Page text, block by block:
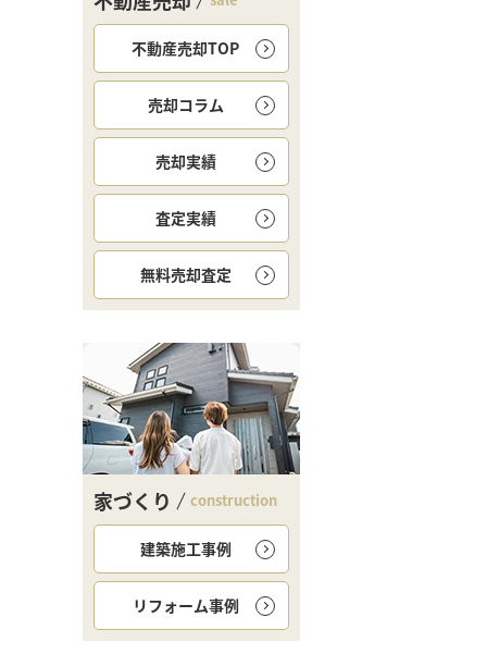
不動産売却TOP
売却コラム
売却実績
査定実績
無料売却査定
家づくり construction
建築施工事例
リフォーム事例